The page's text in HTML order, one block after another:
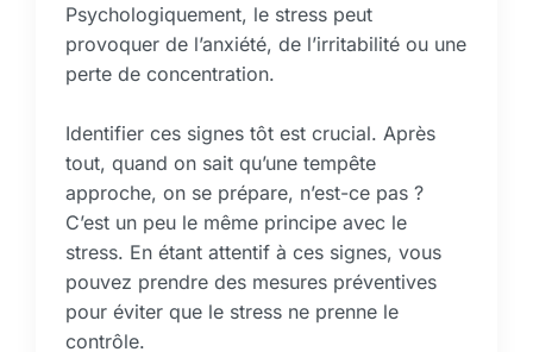
Psychologiquement, le stress peut
provoquer de l’anxiété, de l’irritabilité ou une
perte de concentration.
Identifier ces signes tôt est crucial. Après
tout, quand on sait qu’une tempête
approche, on se prépare, n’est-ce pas ?
C’est un peu le même principe avec le
stress. En étant attentif à ces signes, vous
pouvez prendre des mesures préventives
pour éviter que le stress ne prenne le
contrôle.